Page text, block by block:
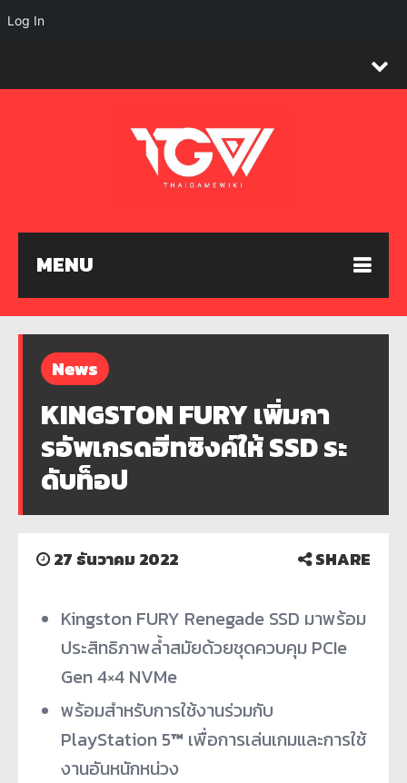
MENU
News
KINGSTON FURY เพิ่มกา
รอัพเกรดฮีทซิงค์ให้ SSD ระ
ดับท็อป
27 ธันวาคม 2022 SHARE
Kingston FURY Renegade SSD มาพร้อม
ประสิทธิภาพล้ำสมัยด้วยชุดควบคุม PCIe
Gen 4×4 NVMe
พร้อมสำหรับการใช้งานร่วมกับ
PlayStation 5™ เพื่อการเล่นเกมและการใช้
งานอันหนักหน่วง
Log In